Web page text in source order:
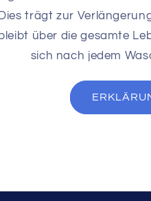
trägt zur
über die gesamte
sich nach jedem